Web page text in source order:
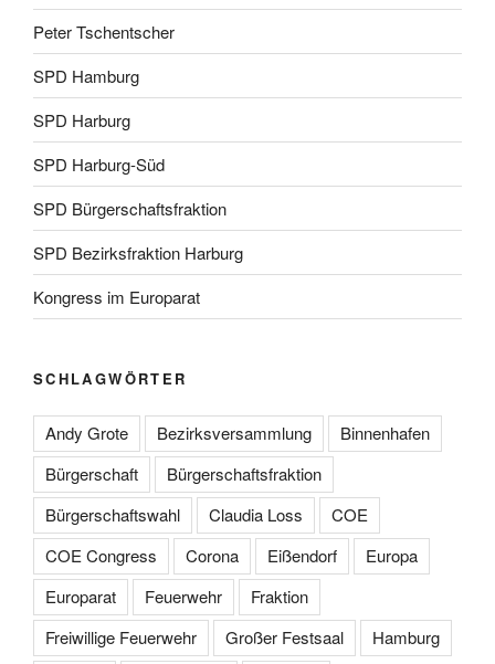
Peter Tschentscher
SPD Hamburg
SPD Harburg
SPD Harburg-Süd
SPD Bürgerschaftsfraktion
SPD Bezirksfraktion Harburg
Kongress im Europarat
SCHLAGWÖRTER
Andy Grote Bezirksversammlung
Binnenhafen
Bürgerschaft
Bürgerschaftsfraktion
Bürgerschaftswahl
Claudia Loss
COE
COE Congress
Corona Eißendorf
Europa
Europarat
Feuerwehr
Fraktion
Freiwillige Feuerwehr
Großer Festsaal
Hamburg